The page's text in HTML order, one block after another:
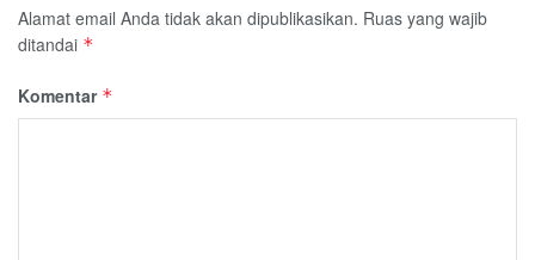
Alamat email Anda tidak akan dipublikasikan. Ruas yang wajib
ditandai *
Komentar *